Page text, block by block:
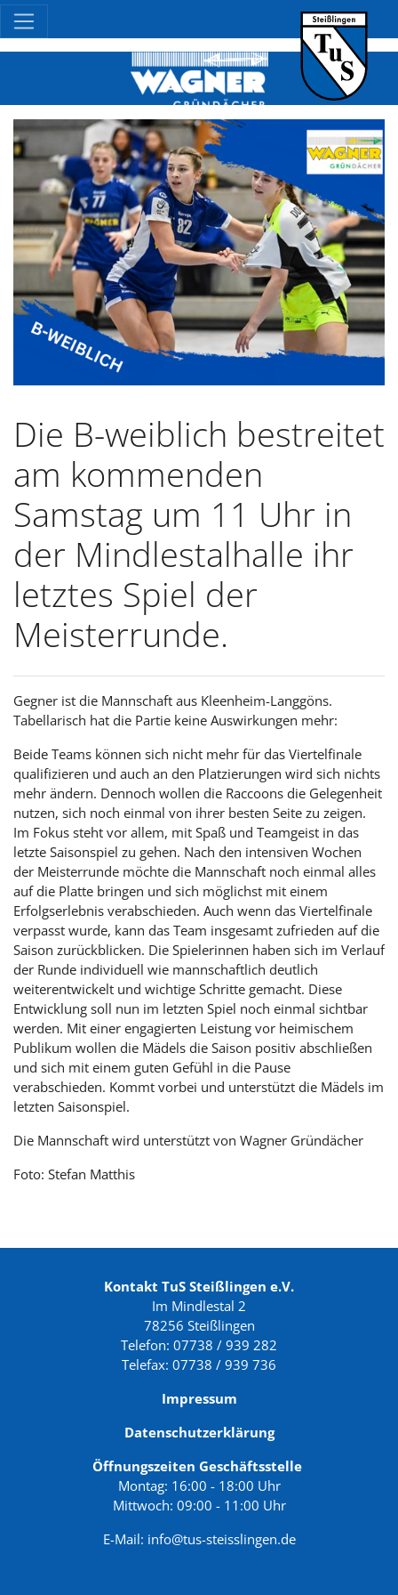
Die B-weiblich bestreitet
am kommenden
Samstag um 11 Uhr in
der Mindlestalhalle ihr
letztes Spiel der
Meisterrunde.
Gegner ist die Mannschaft aus Kleenheim-Langgöns.
Tabellarisch hat die Partie keine Auswirkungen mehr:
Beide Teams können sich nicht mehr für das Viertelfinale
qualifizieren und auch an den Platzierungen wird sich nichts
mehr ändern. Dennoch wollen die Raccoons die Gelegenheit
nutzen, sich noch einmal von ihrer besten Seite zu zeigen.
Im Fokus steht vor allem, mit Spaß und Teamgeist in das
letzte Saisonspiel zu gehen. Nach den intensiven Wochen
der Meisterrunde möchte die Mannschaft noch einmal alles
auf die Platte bringen und sich möglichst mit einem
Erfolgserlebnis verabschieden. Auch wenn das Viertelfinale
verpasst wurde, kann das Team insgesamt zufrieden auf die
Saison zurückblicken. Die Spielerinnen haben sich im Verlauf
der Runde individuell wie mannschaftlich deutlich
weiterentwickelt und wichtige Schritte gemacht. Diese
Entwicklung soll nun im letzten Spiel noch einmal sichtbar
werden. Mit einer engagierten Leistung vor heimischem
Publikum wollen die Mädels die Saison positiv abschließen
und sich mit einem guten Gefühl in die Pause
verabschieden. Kommt vorbei und unterstützt die Mädels im
letzten Saisonspiel.
Die Mannschaft wird unterstützt von Wagner Gründächer
Foto: Stefan Matthis
Kontakt TuS Steißlingen e.V.
Im Mindlestal 2
78256 Steißlingen
Telefon: 07738 / 939 282
Telefax: 07738 / 939 736
Impressum
Datenschutzerklärung
Öffnungszeiten Geschäftsstelle
Montag: 16:00 - 18:00 Uhr
Mittwoch: 09:00 - 11:00 Uhr
E-Mail: info@tus-steisslingen.de